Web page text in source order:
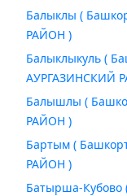
Балыклы (
РАЙОН )
Балыклыкуль (
АУРГАЗИНСКИЙ
Балышлы (
РАЙОН )
Бартым (
РАЙОН )
Батырша-Кубово